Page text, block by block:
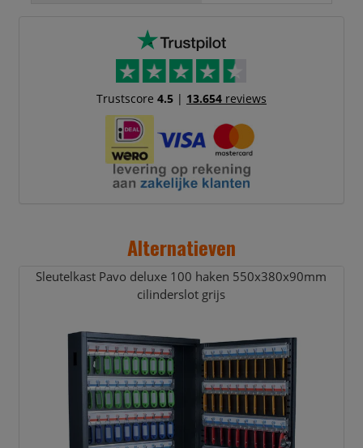
Trustscore 4.5| 13.654reviews
Alternatieven
Sleutelkast Pavo deluxe 100 haken 550x380x90mm
cilinderslot grijs